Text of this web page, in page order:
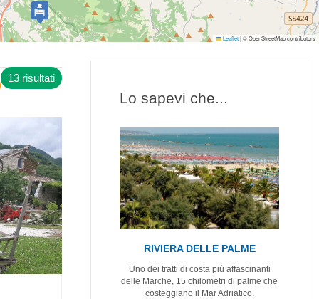
Leaflet|© OpenStreetMap contributors
13 risultati
Lo sapevi che...
RIVIERA DELLE PALME
Uno dei tratti di costa più affascinanti
delle Marche, 15 chilometri di palme che
costeggiano il Mar Adriatico.